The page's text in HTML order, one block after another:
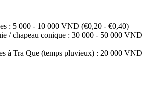
: 5 000 - 10 000 VND (€0,20 - €0,40)
/ chapeau conique : 30 000 - 50 000 VND
à Tra Que (temps pluvieux) : 20 000 VND